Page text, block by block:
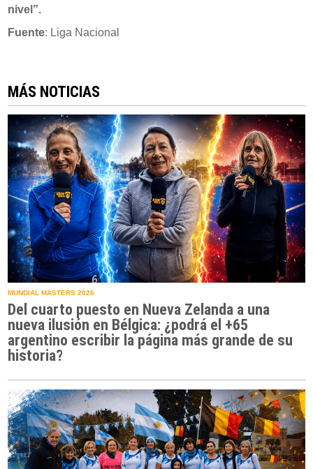
nivel”.
Fuente: Liga Nacional
MÁS NOTICIAS
MUNDIAL MASTERS 2026
Del cuarto puesto en Nueva Zelanda a una
nueva ilusión en Bélgica: ¿podrá el +65
argentino escribir la página más grande de su
historia?